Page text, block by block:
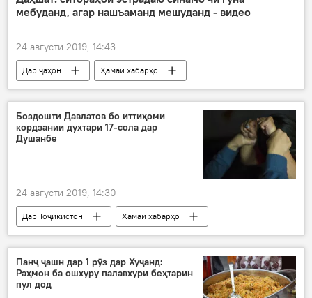
мебуданд, агар нашъаманд мешуданд - видео
24 августи 2019, 14:43
Дар ҷаҳон
Ҳамаи хабарҳо
Қирғизистон
ситораҳо
нашъаманд
мавзуи нашъамандӣ
Боздошти Давлатов бо иттиҳоми
кордзании духтари 17-сола дар
Душанбе
24 августи 2019, 14:30
Дар Тоҷикистон
Ҳамаи хабарҳо
боздошт
парвандаи ҷиноӣ
Панҷ ҷашн дар 1 рӯз дар Хуҷанд:
Раҳмон ба ошхуру палавхури беҳтарин
пул дод